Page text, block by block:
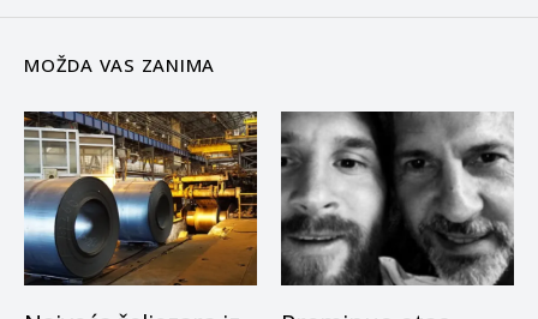
MOŽDA VAS ZANIMA